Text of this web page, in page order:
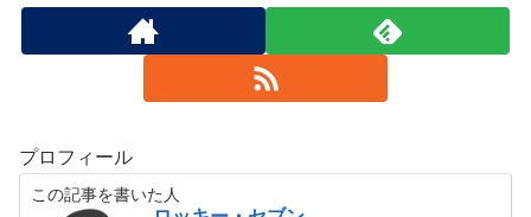
プロフィール
この記事を書いた人